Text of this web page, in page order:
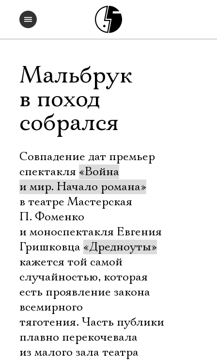
Мальбрук
в поход
собрался
Совпадение дат премьер
спектакля «Война
и мир. Начало романа»
в театре Мастерская
П. Фоменко
и моноспектакля Евгения
Гришковца «Дредноуты»
кажется той самой
случайностью, которая
есть проявление закона
всемирного
тяготения. Часть публики
плавно перекочевала
из малого зала театра